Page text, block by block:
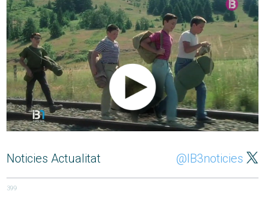
Noticies Actualitat @IB3noticies
399